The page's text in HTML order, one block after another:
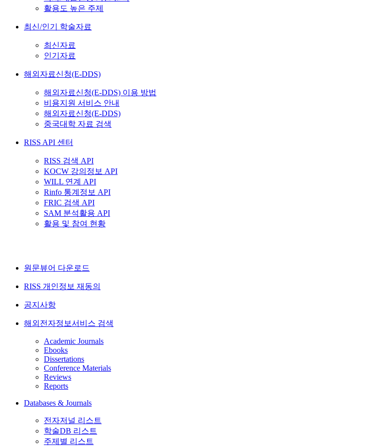
활용도 높은 주제
최신/인기 학술자료
최신자료
인기자료
해외자료신청(E-DDS)
해외자료신청(E-DDS) 이용 방법
비용지원 서비스 안내
해외자료신청(E-DDS)
중국대학 자료 검색
RISS API 센터
RISS 검색 API
KOCW 강의정보 API
WILL 연계 API
Rinfo 통계정보 API
FRIC 검색 API
SAM 분석활용 API
활용 및 참여 현황
원문뷰어 다운로드
RISS 개인정보 재동의
공지사항
해외전자정보서비스 검색
Academic Journals
Ebooks
Dissertations
Conference Materials
Reviews
Reports
Databases & Journals
전자저널 리스트
학술DB 리스트
주제별 리스트